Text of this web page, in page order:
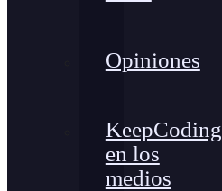
Opiniones
KeepCoding
en los
medios